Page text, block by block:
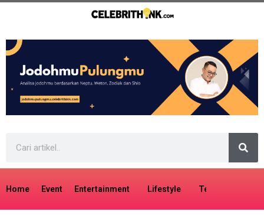
Home Event Entertainment Lifestyle Tech